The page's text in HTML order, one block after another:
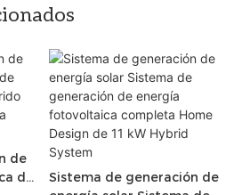
de
de
Sistema de generación de